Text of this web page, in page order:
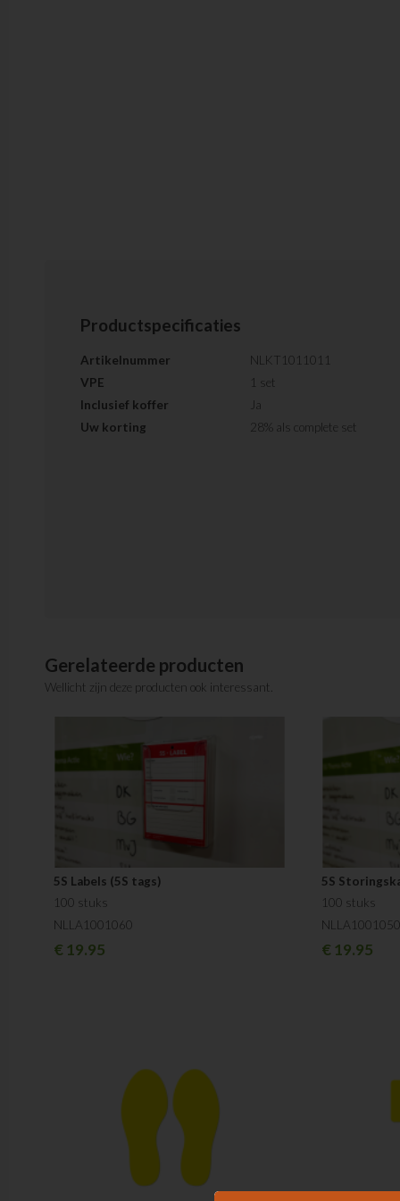
Productspecificaties
Artikelnummer
NLKT1011011
VPE
1 set
Inclusief koffer
Ja
Uw korting
28% als complete set
Gerelateerde producten
Wellicht zijn deze producten ook interessant.
5S Labels (5S tags)
100 stuks
NLLA1001060
€19.95
5S
100 stuks
NLLA1001050
€19.95